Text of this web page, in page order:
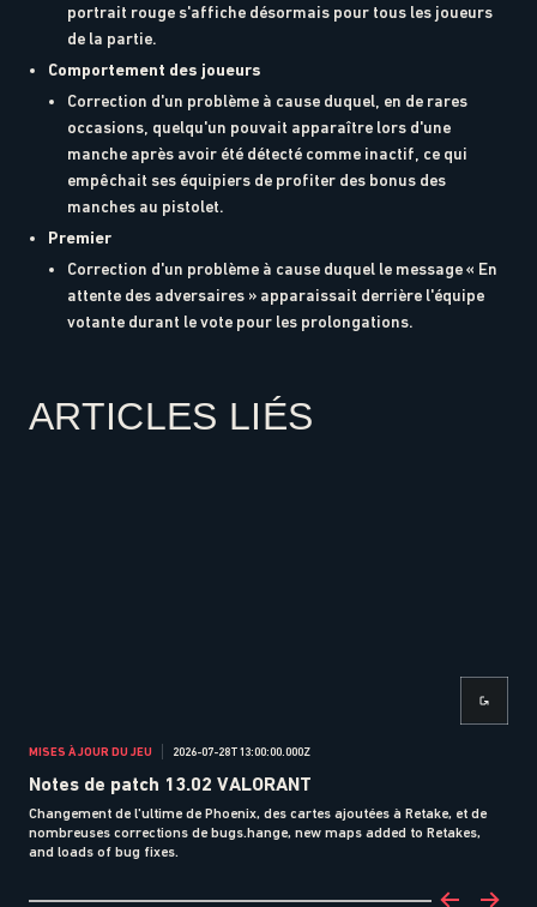
portrait rouge s'affiche désormais pour tous les joueurs
de la partie.
Comportement des joueurs
Correction d'un problème à cause duquel, en de rares
occasions, quelqu'un pouvait apparaître lors d'une
manche après avoir été détecté comme inactif, ce qui
empêchait ses équipiers de profiter des bonus des
manches au pistolet.
Premier
Correction d'un problème à cause duquel le message « En
attente des adversaires » apparaissait derrière l'équipe
votante durant le vote pour les prolongations.
ARTICLES LIÉS
MISES À JOUR DU JEU 2026-07-28T13:00:00.000Z
Notes de patch 13.02 VALORANT
Changement de l'ultime de Phoenix, des cartes ajoutées à Retake, et de
nombreuses corrections de bugs.hange, new maps added to Retakes,
and loads of bug fixes.